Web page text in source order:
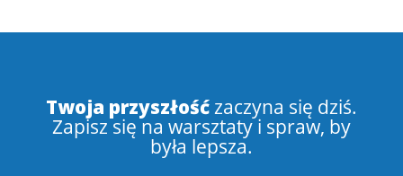
Twoja przyszłośćzaczyna się dziś.
Zapisz się na warsztaty i spraw, by
była lepsza.